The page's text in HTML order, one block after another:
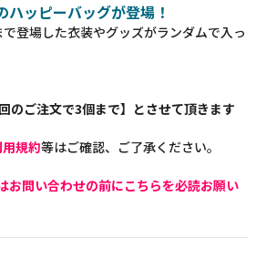
ハッピーバッグが登場！
登場した衣装やグッズがランダムで入っ
のご注文で3個まで】とさせて頂きます
規約等はご確認、ご了承ください。
お問い合わせの前にこちらを必読お願い